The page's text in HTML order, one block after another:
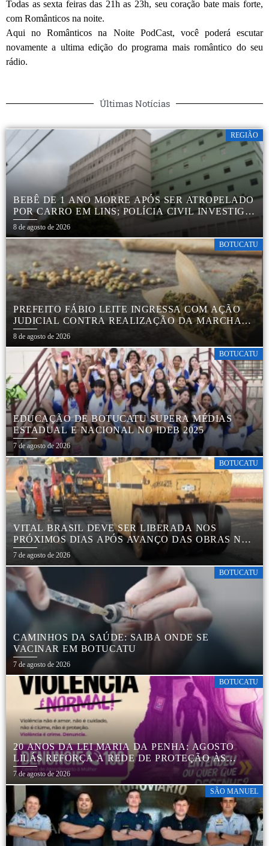
Todas as sexta feiras das 21h as 23h, seu coração bate mais forte,
com Românticos na noite.
Aqui no Românticos na Noite PodCast, você poderá escutar
novamente a ultima edição do programa mais romântico do seu
rádio.
Últimas Notícias
REGIÃO
BEBÊ DE 1 ANO MORRE APÓS SER ATROPELADO
POR CARRO EM LINS; POLÍCIA CIVIL INVESTIGA
ACIDENTE
8 de agosto de 2026
BOTUCATU
PREFEITO FÁBIO LEITE INGRESSA COM AÇÃO
JUDICIAL CONTRA REALIZAÇÃO DA MARCHA
DA MACONHA EM BOTUCATU
8 de agosto de 2026
BOTUCATU
EDUCAÇÃO DE BOTUCATU SUPERA MÉDIAS
ESTADUAL E NACIONAL NO IDEB 2025
7 de agosto de 2026
BOTUCATU
VITAL BRASIL DEVE SER LIBERADA NOS
PRÓXIMOS DIAS APÓS AVANÇO DAS OBRAS NA
REGIÃO DA RODOVIÁRIA
7 de agosto de 2026
BOTUCATU
CAMINHOS DA SAÚDE: SAIBA ONDE SE
VACINAR EM BOTUCATU
7 de agosto de 2026
BOTUCATU
20 ANOS DA LEI MARIA DA PENHA: AGOSTO
LILÁS REFORÇA A REDE DE PROTEÇÃO ÀS
MULHERES EM BOTUCATU
7 de agosto de 2026
SÃO MANUEL